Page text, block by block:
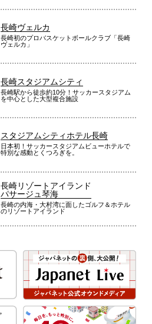
長崎ヴェルカ
長崎初のプロバスケットボールクラブ「長崎
ヴェルカ」
長崎スタジアムシティ
長崎駅から徒歩約10分！サッカースタジアム
を中心とした大型複合施設
スタジアムシティホテル長崎
日本初！サッカースタジアムビューホテルで
特別な感動とくつろぎを。
長崎リゾートアイランド
パサージュ琴海
長崎の内海・大村湾に面したゴルフ＆ホテル
のリゾートアイランド